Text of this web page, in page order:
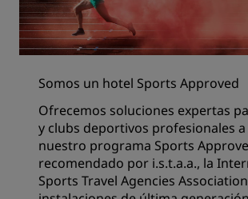
Somos un hotel Sports Approved
Ofrecemos soluciones expertas
y clubs deportivos profesionales
nuestro programa Sports
recomendado por i.s.t.a.a., la
Sports Travel Agencies